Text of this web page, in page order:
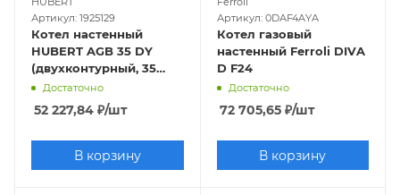
Артикул: 1925129
Котел настенный
HUBERT AGB 35 DY
(двухконтурный, 35
кВт, закрытая камера)
Достаточно
52 227,84 ₽/шт
В корзину
Артикул: 0DAF4AYA
Котел газовый
настенный Ferroli DIVA
D F24
Достаточно
72 705,65₽/шт
В корзину